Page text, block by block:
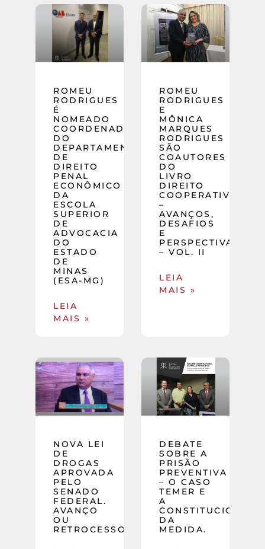
ROMEU
RODRIGUES
É
NOMEADO
COORDENADOR
DO
DEPARTAMENTO
DE
DIREITO
PENAL
ECONÔMICO
DA
ESCOLA
SUPERIOR
DE
ADVOCACIA
DO
ESTADO
DE
MINAS
(ESA-MG)
LEIA
MAIS »
ROMEU
RODRIGUES
E
MÔNICA
MARQUES
RODRIGUES
SÃO
COAUTORES
DO
LIVRO
DIREITO
COOPERATIVO
–
AVANÇOS,
DESAFIOS
E
PERSPECTIVAS
– VOL. II
LEIA
MAIS »
NOVA LEI
DE
DROGAS
APROVADA
PELO
SENADO
FEDERAL.
AVANÇO
OU
RETROCESSO?
DEBATE
SOBRE A
PRISÃO
PREVENTIVA
– O CASO
TEMER E
A
DA
MEDIDA.